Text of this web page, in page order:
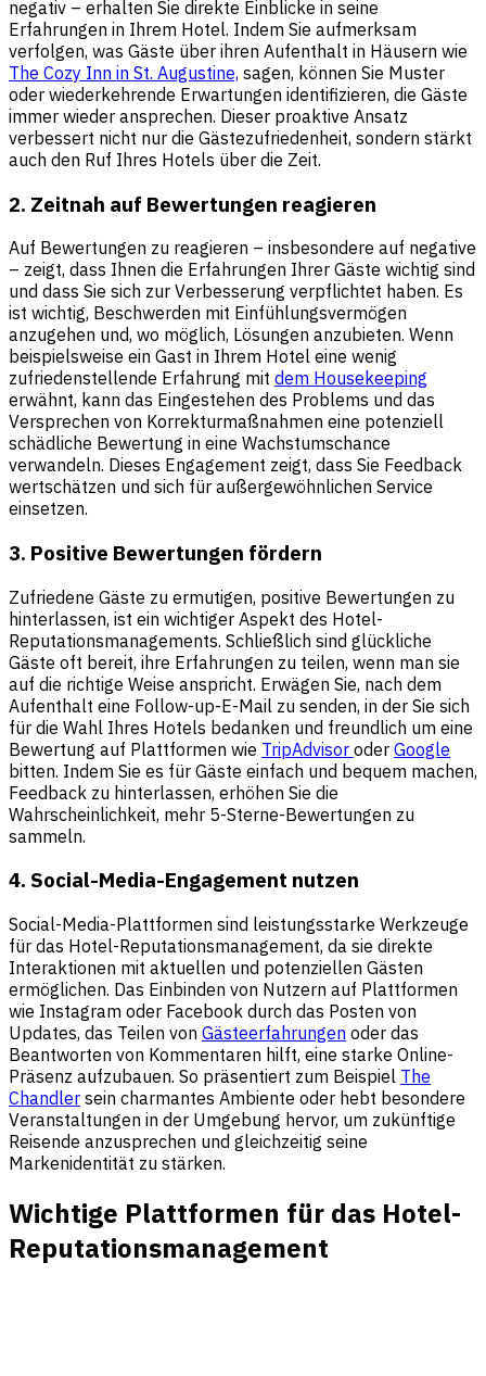
negativ – erhalten Sie direkte Einblicke in seine
Erfahrungen in Ihrem Hotel. Indem Sie aufmerksam
verfolgen, was Gäste über ihren Aufenthalt in Häusern wie
The Cozy Inn in St. Augustine, sagen, können Sie Muster
oder wiederkehrende Erwartungen identifizieren, die Gäste
immer wieder ansprechen. Dieser proaktive Ansatz
verbessert nicht nur die Gästezufriedenheit, sondern stärkt
auch den Ruf Ihres Hotels über die Zeit.
2. Zeitnah auf Bewertungen reagieren
Auf Bewertungen zu reagieren – insbesondere auf negative
– zeigt, dass Ihnen die Erfahrungen Ihrer Gäste wichtig sind
und dass Sie sich zur Verbesserung verpflichtet haben. Es
ist wichtig, Beschwerden mit Einfühlungsvermögen
anzugehen und, wo möglich, Lösungen anzubieten. Wenn
beispielsweise ein Gast in Ihrem Hotel eine wenig
zufriedenstellende Erfahrung mit dem Housekeeping
erwähnt, kann das Eingestehen des Problems und das
Versprechen von Korrekturmaßnahmen eine potenziell
schädliche Bewertung in eine Wachstumschance
verwandeln. Dieses Engagement zeigt, dass Sie Feedback
wertschätzen und sich für außergewöhnlichen Service
einsetzen.
3. Positive Bewertungen fördern
Zufriedene Gäste zu ermutigen, positive Bewertungen zu
hinterlassen, ist ein wichtiger Aspekt des Hotel-
Reputationsmanagements. Schließlich sind glückliche
Gäste oft bereit, ihre Erfahrungen zu teilen, wenn man sie
auf die richtige Weise anspricht. Erwägen Sie, nach dem
Aufenthalt eine Follow-up-E-Mail zu senden, in der Sie sich
für die Wahl Ihres Hotels bedanken und freundlich um eine
Bewertung auf Plattformen wie TripAdvisor oder Google
bitten. Indem Sie es für Gäste einfach und bequem machen,
Feedback zu hinterlassen, erhöhen Sie die
Wahrscheinlichkeit, mehr 5-Sterne-Bewertungen zu
sammeln.
4. Social-Media-Engagement nutzen
Social-Media-Plattformen sind leistungsstarke Werkzeuge
für das Hotel-Reputationsmanagement, da sie direkte
Interaktionen mit aktuellen und potenziellen Gästen
ermöglichen. Das Einbinden von Nutzern auf Plattformen
wie Instagram oder Facebook durch das Posten von
Updates, das Teilen von Gästeerfahrungen oder das
Beantworten von Kommentaren hilft, eine starke Online-
Präsenz aufzubauen. So präsentiert zum Beispiel The
Chandler sein charmantes Ambiente oder hebt besondere
Veranstaltungen in der Umgebung hervor, um zukünftige
Reisende anzusprechen und gleichzeitig seine
Markenidentität zu stärken.
Wichtige Plattformen für das Hotel-
Reputationsmanagement